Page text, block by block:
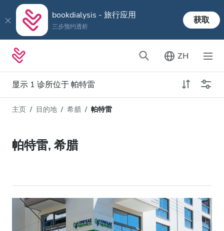
bookdialysis - 旅行应用
三步预约透析
获取
ZH
显示 1 诊所位于 帕特雷
透析类型
所有透析
距离
主页 目的地 希腊 帕特雷
帕特雷, 希腊